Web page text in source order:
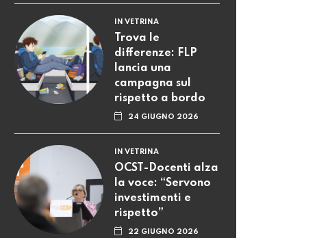
IN VETRINA
Trova le
differenze: FLP
lancia una
campagna sul
rispetto a bordo
24 GIUGNO 2026
IN VETRINA
OCST-Docenti alza
la voce: “Servono
investimenti e
rispetto”
22 GIUGNO 2026